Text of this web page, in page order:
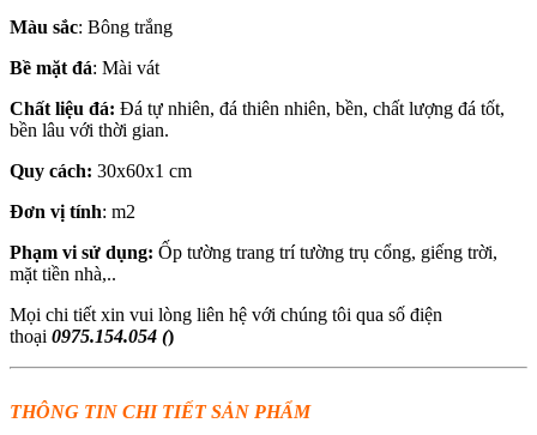
Màu sắc: Bông trắng
Bề mặt đá: Mài vát
Chất liệu đá: Đá tự nhiên, đá thiên nhiên, bền, chất lượng đá tốt,
bền lâu với thời gian.
Quy cách: 30x60x1 cm
Đơn vị tính: m2
Phạm vi sử dụng: Ốp tường trang trí tường trụ cổng, giếng trời,
mặt tiền nhà,..
Mọi chi tiết xin vui lòng liên hệ với chúng tôi qua số điện
thoại 0975.154.054 ()
THÔNG TIN CHI TIẾT SẢN PHẨM